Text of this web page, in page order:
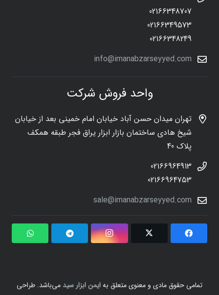
02166348707
02166349573
02166348249
info@imanabzarseyyed.com
واحد فروش شرکت
تهران میدان حسن آباد خیابان امام خمینی بعد از خیابان
شیخ هادی ساختمان بازار ابزار یراق فجر طبقه همکف
پلاک 40
02166964913
02166964753
sale@imanabzarseyyed.com
تمامی حقوق مادی و معنوی متعلق بهایمن ابزار سید می‌باشد. طراحی